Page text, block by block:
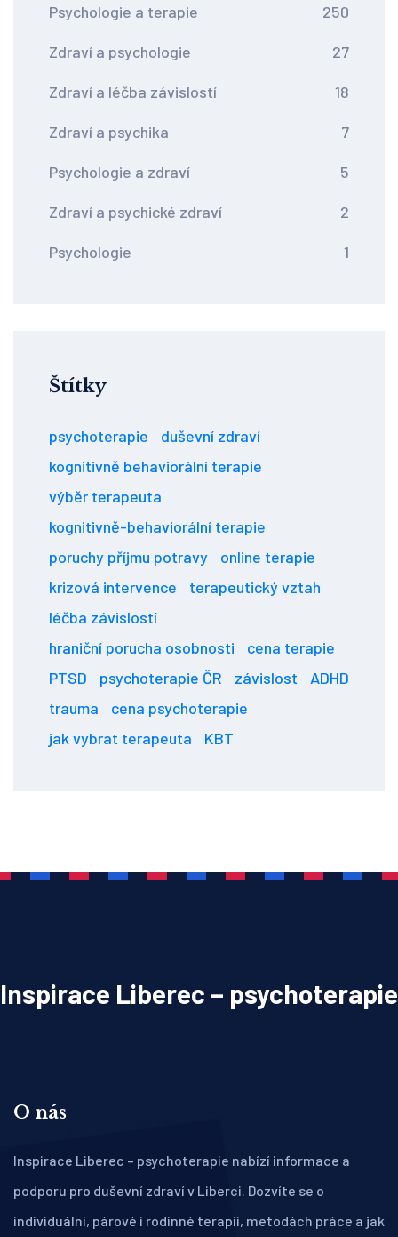
Psychologie a terapie 250
Zdraví a psychologie 27
Zdraví a léčba závislostí 18
Zdraví a psychika 7
Psychologie a zdraví 5
Zdraví a psychické zdraví 2
Psychologie 1
Štítky
psychoterapie
duševní zdraví
kognitivně behaviorální terapie
výběr terapeuta
kognitivně-behaviorální terapie
poruchy příjmu potravy
online terapie
krizová intervence
terapeutický vztah
léčba závislostí
hraniční porucha osobnosti
cena terapie
PTSD
psychoterapie ČR závislost
ADHD
trauma
cena psychoterapie
jak vybrat terapeuta
KBT
Inspirace Liberec – psychoterapie
O nás
Inspirace Liberec – psychoterapie nabízí informace a
podporu pro duševní zdraví v Liberci. Dozvíte se o
individuální, párové i rodinné terapii, metodách práce a jak